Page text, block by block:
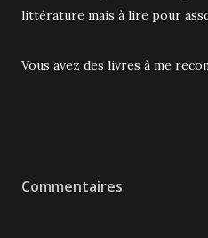
littérature mais à lire pour
Vous avez des livres à me
Commentaires